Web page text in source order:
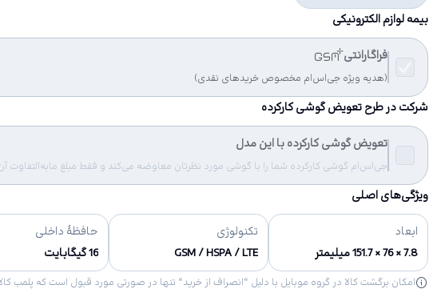
بیمه لوازم الکترونیکی
فراگارانتی
(هدیه ویژه جی‌اس‌ام مخصوص خریدهای نقدی)
شرکت در طرح تعویض گوشی کارکرده
تعویض گوشی کارکرده با این مدل
جی‌اس‌ام گوشی کارکرده شما را با گوشی مورد نظرتان معاوضه می‌کند و فقط مبلغ مابه‌التفاوت
ویژگی‌های اصلی
ابعاد
7.8 × 76 × 151.7 میلیمتر
تکنولوژی
GSM / HSPA / LTE
حافظهٔ داخلی
16 گیگابایت